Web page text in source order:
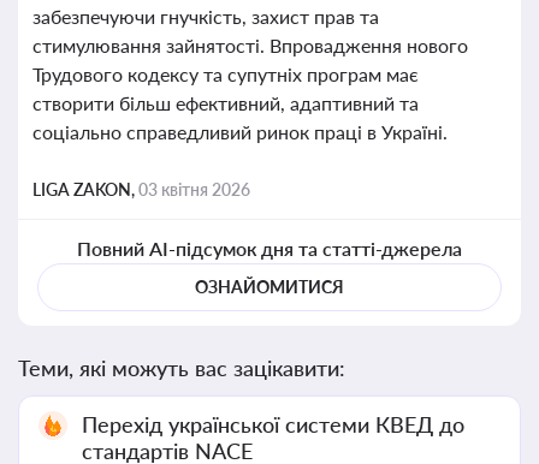
забезпечуючи гнучкість, захист прав та
стимулювання зайнятості. Впровадження нового
Трудового кодексу та супутніх програм має
створити більш ефективний, адаптивний та
соціально справедливий ринок праці в Україні.
LIGA ZAKON,03 квітня 2026
Повний AI-підсумок дня та статті-джерела
ОЗНАЙОМИТИСЯ
Теми, які можуть вас зацікавити:
Перехід української системи КВЕД до
стандартів NACE